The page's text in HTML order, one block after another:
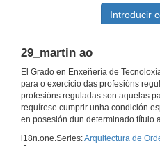
29_martin ao
El Grado en Enxeñería de
para o exercicio das profesións
profesións reguladas son aquelas
requírese cumprir unha condición
en posesión dun determinado título
i18n.one.Series:Arquitectura de
8 de abr.